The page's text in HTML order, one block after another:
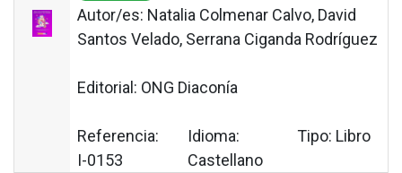
Autor/es: Natalia Colmenar Calvo, David
Santos Velado, Serrana Ciganda Rodríguez
Editorial: ONG Diaconía
Referencia:
I-0153
Idioma:
Castellano
Tipo: Libro